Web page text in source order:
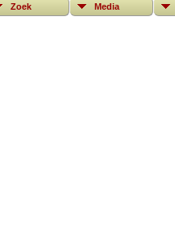
Zoek Media